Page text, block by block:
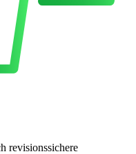
revisionssichere